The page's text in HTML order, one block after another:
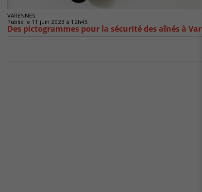
VARENNES
Publié le 11 juin 2023 à 12h45
Des pictogrammes pour la sécurité des aînés à